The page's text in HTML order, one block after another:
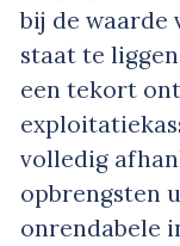
bij de waarde
staat te
een tekort
volledig
opbrengsten
onrendabele